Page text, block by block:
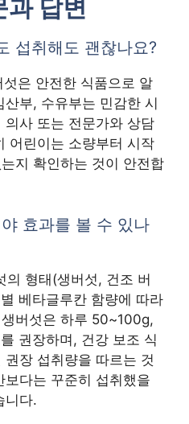
과 답변
섭취해도 괜찮나요?
은 안전한 식품으로 알
부, 수유부는 민감한 시
사 또는 전문가와 상담
어린이는 소량부터 시작
지 확인하는 것이 안전합
효과를 볼 수 있나
의 형태(생버섯, 건조 버
베타글루칸 함량에 따라
버섯은 하루 50~100g,
권장하며, 건강 보조 식
장 섭취량을 따르는 것
다는 꾸준히 섭취했을
니다.